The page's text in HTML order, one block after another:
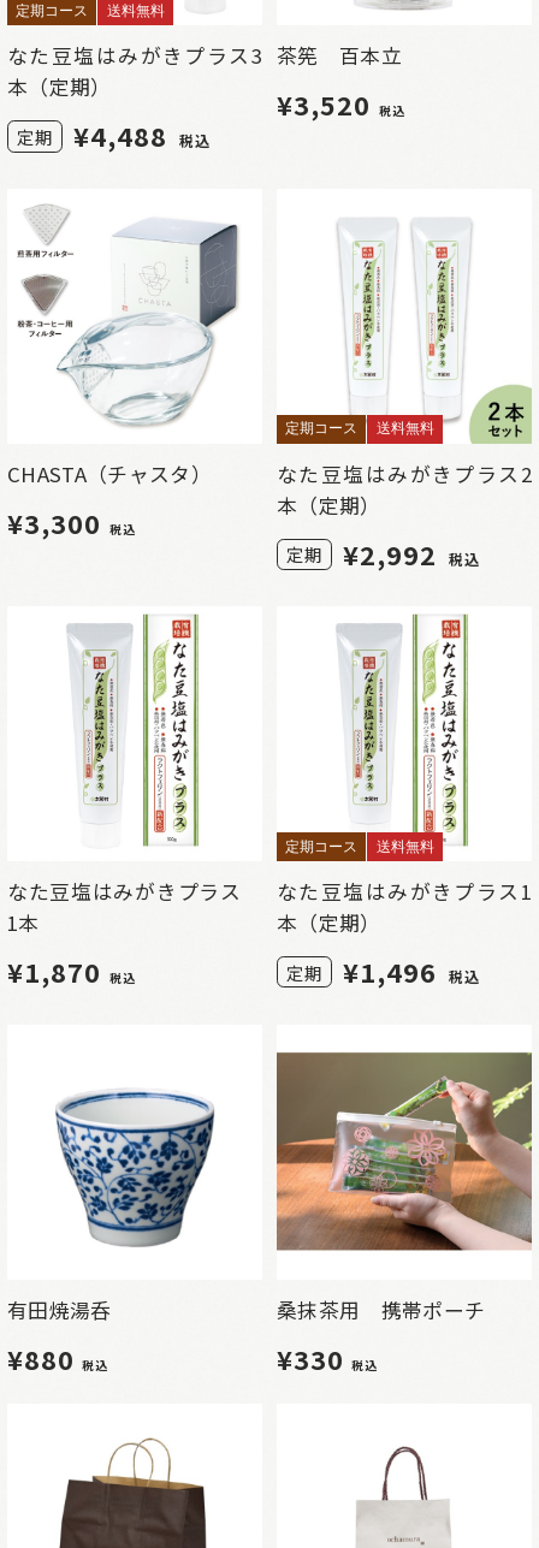
定期コース 送料無料
なた豆塩はみがきプラス3
本（定期）
定期 ¥4,488 税込
茶筅 百本立
¥3,520 税込
CHASTA（チャスタ）
¥3,300 税込
定期コース 送料無料
なた豆塩はみがきプラス2
本（定期）
定期 ¥2,992 税込
なた豆塩はみがきプラス
1本
¥1,870 税込
定期コース 送料無料
なた豆塩はみがきプラス1
本（定期）
定期 ¥1,496 税込
有田焼湯呑
¥880税込
桑抹茶用 携帯ポーチ
¥330税込